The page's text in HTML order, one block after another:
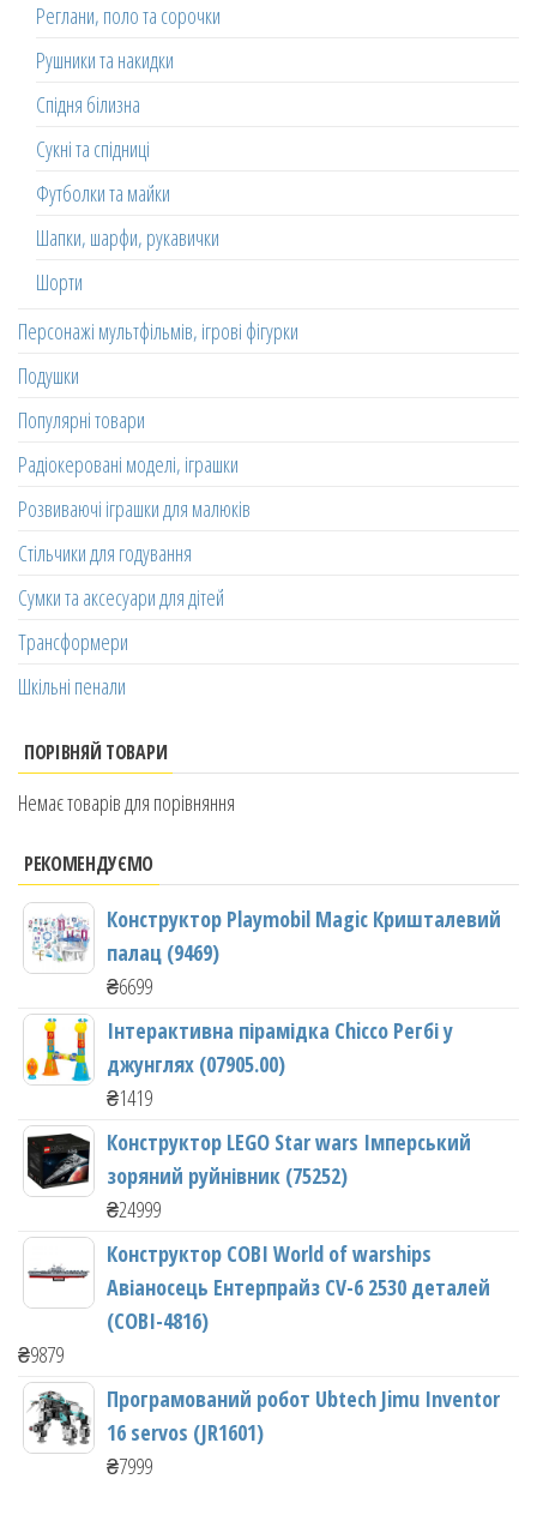
Реглани, поло та сорочки
Рушники та накидки
Спідня білизна
Сукні та спідниці
Футболки та майки
Шапки, шарфи, рукавички
Шорти
Персонажі мультфільмів, ігрові фігурки
Подушки
Популярні товари
Радіокеровані моделі, іграшки
Розвиваючі іграшки для малюків
Стільчики для годування
Сумки та аксесуари для дітей
Трансформери
Шкільні пенали
ПОРІВНЯЙ ТОВАРИ
Немає товарів для порівняння
РЕКОМЕНДУЄМО
Конструктор Playmobil Magic Кришталевий
палац (9469)
₴6699
Інтерактивна пірамідка Chicco Регбі у
джунглях (07905.00)
₴1419
Конструктор LEGO Star wars Імперський
зоряний руйнівник (75252)
₴24999
Конструктор COBI World of warships
Авіаносець Ентерпрайз CV-6 2530 деталей
(COBI-4816)
₴9879
Програмований робот Ubtech Jimu Inventor
16 servos (JR1601)
₴7999